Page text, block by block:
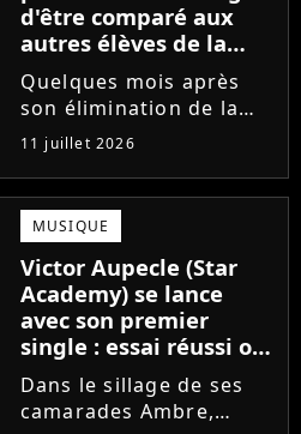
d'être comparé aux
autres élèves de la
Star Academy
Quelques mois après
son élimination de la
Star Academy, Bastiaan
tente de lancer sa
carrière dans la
musique. Et pour ça, le
chanteur a récemment
dévoilé "Château", son
premier single....
11 juillet 2026
MUSIQUE
Victor Aupecle (Star
Academy) se lance
avec son premier
single : essai réussi ou
manqué ? Voici notre
avis !
Dans le sillage de ses
camarades Ambre,